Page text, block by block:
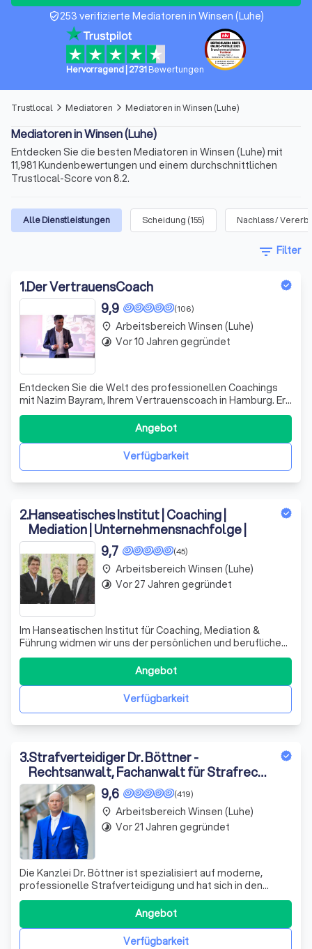
verified_user253 verifizierte Mediatoren in Winsen (Luhe)
Hervorragend| 2731 Bewertungen
Trustlocal arrow_forward_ios Mediatoren arrow_forward_ios Mediatoren in Winsen (Luhe)
Mediatoren in Winsen (Luhe)
Entdecken Sie die besten Mediatoren in Winsen (Luhe) mit
11,981 Kundenbewertungen und einem durchschnittlichen
Trustlocal-Score von 8.2.
Alle Dienstleistungen Scheidung (155) Nachlass /
filter_list Filter
1.Der VertrauensCoach
(106)
9,9
Entdecken Sie die Welt des professionellen Coachings
mit Nazim Bayram, Ihrem Vertrauenscoach in Hamburg. Er
schaffte es, das Coaching für Führungskräfte, Mitarbeiter
und Teams in in seinem Hautberuf (internationaler
Konzern), mit einer hohen Akzeptanz, zu implementieren.
Weil Ihm die Menschen und ihVerfügbarkeit
Angebot
place Arbeitsbereich Winsen (Luhe)
timelapse Vor 10 Jahren gegründet
2.Hanseatisches Institut | Coaching |
Mediation | Unternehmensnachfolge |
(45)
9,7
Im Hanseatischen Institut für Coaching, Mediation &
Führung widmen wir uns der persönlichen und beruflichen
Weiterentwicklung von Coaches, Mediatoren,
Unternehmern, Führungskräften und Paaren. Unser
Gründer, Dr. Dieter Bischop, bringt seine umfassende
Expertise ein, um individuell zugeschnittene Lös
Verfügbarkeit
Angebot
place Arbeitsbereich Winsen (Luhe)
timelapse Vor 27 Jahren gegründet
3.Strafverteidiger Dr. Böttner -
Rechtsanwalt, Fachanwalt für Strafrecht
Hamburg
(419)
9,6
Die Kanzlei Dr. Böttner ist spezialisiert auf moderne,
professionelle Strafverteidigung und hat sich in den
letzten Jahren maßgeblich an der Entwicklung neuer
Ansätze in diesem Bereich beteiligt. Unser Ziel ist es,
unseren Mandanten belastende Hauptverhandlungen zu
ersparen und bereits frühzeitig ei
Verfügbarkeit
Angebot
place Arbeitsbereich Winsen (Luhe)
timelapse Vor 21 Jahren gegründet